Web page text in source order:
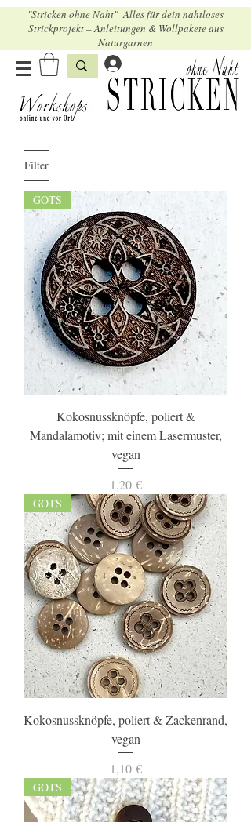
"Stricken ohne Naht" Alles für dein nahtloses
Strickprojekt – Anleitungen & Wollpakete aus
Naturgarnen
Filter
GOTS
Kokosnussknöpfe, poliert &
Mandalamotiv; mit einem Lasermuster,
vegan
Preis
1,20 €
GOTS
Kokosnussknöpfe, poliert & Zackenrand,
vegan
Preis
1,10 €
GOTS